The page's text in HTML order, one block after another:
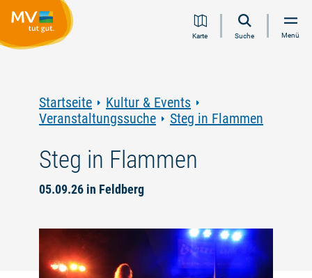
Inhalt
Navigation
Volltextsuche
FooterKarte Suche Menü
Startseite
Kultur & Events
Veranstaltungssuche
Steg in Flammen
Steg in Flammen
05.09.26 in Feldberg